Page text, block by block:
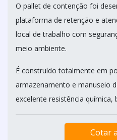
O pallet de contenção foi
plataforma de retenção e
local de trabalho com
meio ambiente.
É construído totalmente em
armazenamento e manuseio
excelente resistência química,
Cotar